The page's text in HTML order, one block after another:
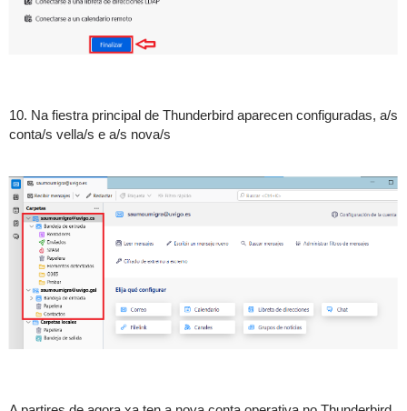
10. Na fiestra principal de Thunderbird aparecen configuradas, a/s
conta/s vella/s e a/s nova/s